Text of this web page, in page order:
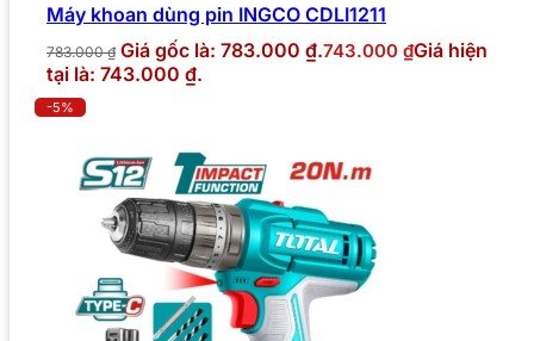
Máy khoan dùng pin INGCO CDLI1211
783.000₫ Giá gốc là: 783.000 ₫.743.000 ₫Giá hiện
tại là: 743.000 ₫.
-5%